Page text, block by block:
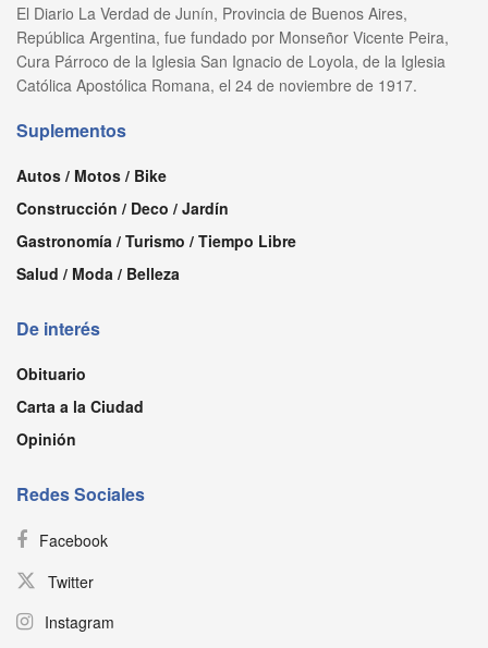
El Diario La Verdad de Junín, Provincia de Buenos Aires,
República Argentina, fue fundado por Monseñor Vicente Peira,
Cura Párroco de la Iglesia San Ignacio de Loyola, de la Iglesia
Católica Apostólica Romana, el 24 de noviembre de 1917.
Suplementos
Autos / Motos / Bike
Construcción / Deco / Jardín
Gastronomía / Turismo / Tiempo Libre
Salud / Moda / Belleza
De interés
Obituario
Carta a la Ciudad
Opinión
Redes Sociales
Facebook
Twitter
Instagram